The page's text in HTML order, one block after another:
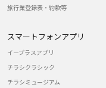
旅行業登録表・約款等
スマートフォンアプリ
イープラスアプリ
チラシクラシック
チラシミュージアム